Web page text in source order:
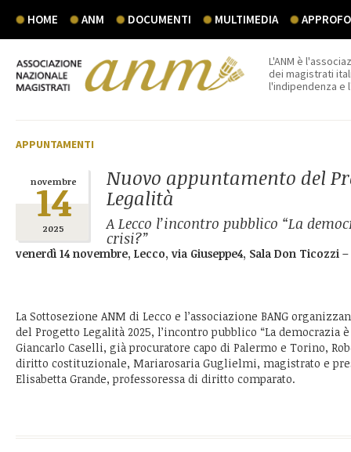
HOME ANM DOCUMENTI MULTIMEDIA
L'ANM è
dei magistrati
l'indipendenza e
APPUNTAMENTI
novembre
14
2025
Nuovo appuntamento del
Legalità
A Lecco l’incontro pubblico “La
crisi?”
venerdì 14 novembre, Lecco, via Giuseppe4, Sala Don Ticozzi –
La Sottosezione ANM di Lecco e l’associazione BANG
del Progetto Legalità 2025, l’incontro pubblico “La democrazia
Giancarlo Caselli, già procuratore capo di Palermo e Torino,
diritto costituzionale, Mariarosaria Guglielmi, magistrato e
Elisabetta Grande, professoressa di diritto comparato.